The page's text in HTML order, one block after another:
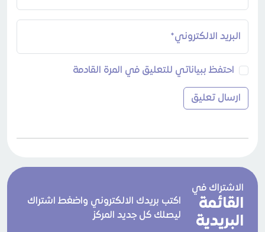
البريد الالكتروني*
احتفظ ببياناتي للتعليق في المرة القادمة
الاشتراك في
القائمة
البريدية
اكتب بريدك الالكتروني واضغط اشتراك
ليصلك كل جديد المركز